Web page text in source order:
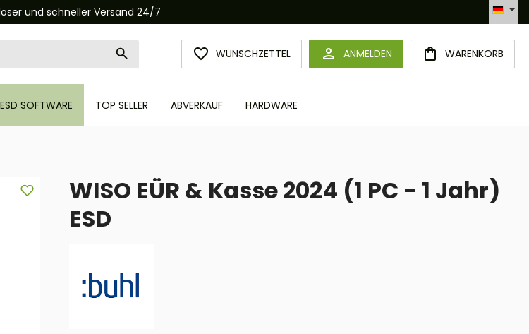
und schneller Versand 24/7 Automatisierte Bestellabwicklung (API)
WUNSCHZETTELDU HAST 0 PRODUKTE AUF DEM MERKZETTEL
ANMELDEN WARENKORB
ESD SOFTWARE TOP SELLER ABVERKAUF HARDWARE
WISO EÜR & Kasse 2024 (1 PC - 1 Jahr)
ESD